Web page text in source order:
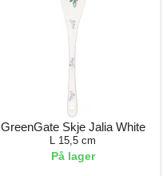
GreenGate Skje Jalia White
L 15,5 cm
På lager